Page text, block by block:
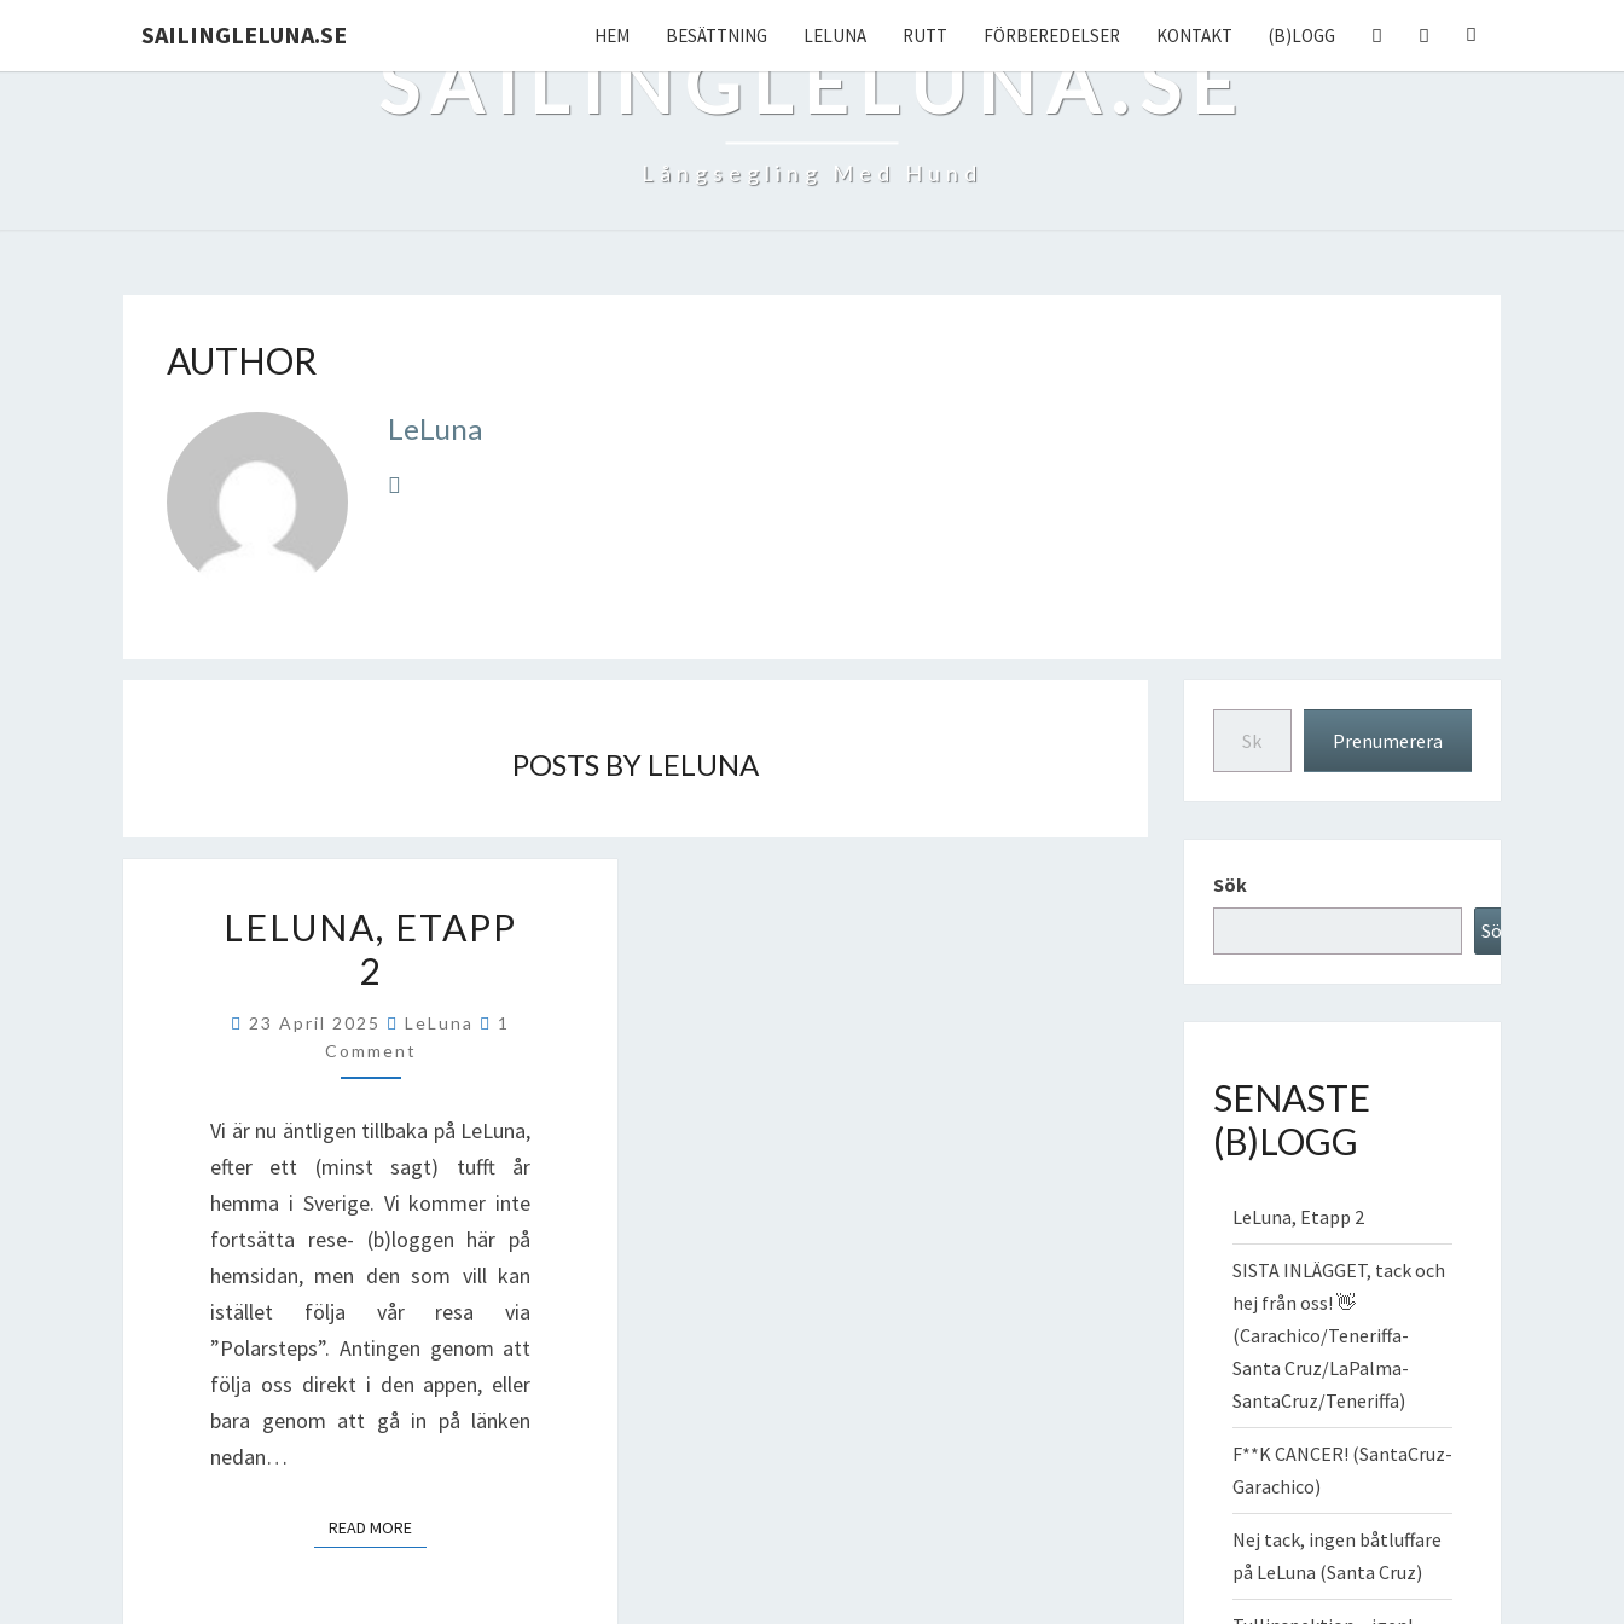
SAILINGLELUNA.SE HEM BESÄTTNING LELUNA RUTT FÖRBEREDELSER KONTAKT (B)LOGG
SEARCH
SAILINGLELUNA.SE
Långsegling Med Hund
AUTHOR
LeLuna
POSTS BY LELUNA
ETAPP
2
LELUNA, ETAPP
2
23 April 2025 LeLuna COMMENTS
1
Comment
Vi är nu äntligen tillbaka på LeLuna,
efter ett (minst sagt) tufft år
hemma i Sverige. Vi kommer inte
fortsätta rese- (b)loggen här på
hemsidan, men den som vill kan
istället följa vår resa via
”Polarsteps”. Antingen genom att
följa oss direkt i den appen, eller
bara genom att gå in på länken
nedan…
READ MOREREAD MORE
Skriv din e-post …
Prenumerera
Sök
Sök
SENASTE
(B)LOGG
LeLuna, Etapp 2
SISTA INLÄGGET, tack och
hej från oss! 👋
(Carachico/Teneriffa-
Santa Cruz/LaPalma-
SantaCruz/Teneriffa)
F**K CANCER! (SantaCruz-
Garachico)
Nej tack, ingen båtluffare
på LeLuna (Santa Cruz)